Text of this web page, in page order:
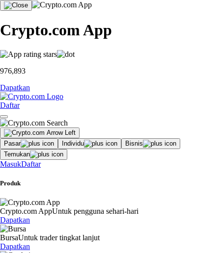
Crypto.com App
976,893
Dapatkan
Daftar
Pasar Individu
Bisnis
Temukan
MasukDaftar
Produk
Crypto.com AppUntuk pengguna sehari-hari
Dapatkan
BursaUntuk trader tingkat lanjut
Dapatkan